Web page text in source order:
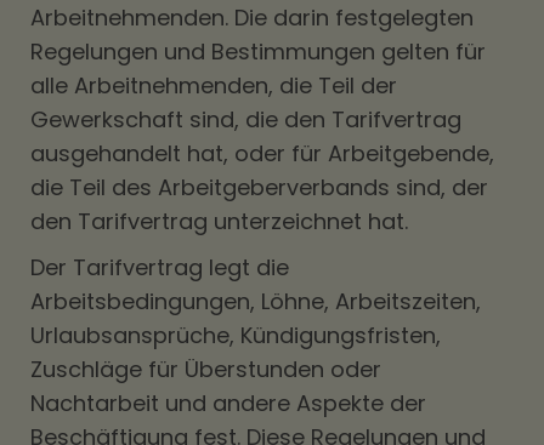
Arbeitnehmenden. Die darin festgelegten
Regelungen und Bestimmungen gelten für
alle Arbeitnehmenden, die Teil der
Gewerkschaft sind, die den Tarifvertrag
ausgehandelt hat, oder für Arbeitgebende,
die Teil des Arbeitgeberverbands sind, der
den Tarifvertrag unterzeichnet hat.
Der Tarifvertrag legt die
Arbeitsbedingungen, Löhne, Arbeitszeiten,
Urlaubsansprüche, Kündigungsfristen,
Zuschläge für Überstunden oder
Nachtarbeit und andere Aspekte der
Beschäftigung fest. Diese Regelungen und